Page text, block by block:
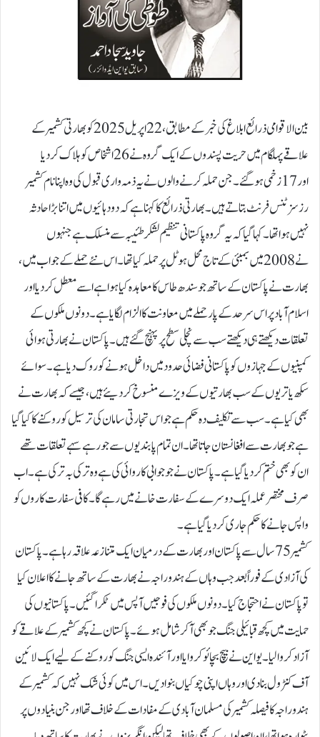
بین الاقوامی ذرائع ابلاغ کی خبر کے مطابق، 22اپریل 2025 کو بھارتی کشمیر کے
علاقے پہلگام میں حریت پسندوں کے ایک گروہ نے 26 اشخاص کو ہلاک کر دیا
اور 17زخمی ہو گئے۔ جن حملہ کرنے والوں نے یہ ذمہ واری قبول کی وہ اپنا نام کشمیر
رزسزٹنس فرنٹ بتاتے ہیں۔ بھارتی ذرائع کا کہنا ہے کہ دو دہائیوں میں اتنا بڑا حادثہ
نہیں ہوا تھا۔کہا گیا کہ یہ گروہ پاکستانی تنظیم لشکر طئیبہ سے منسلک ہے جنہوں
نے 2008میں بمبئی کے تاج محل ہوٹل پر حملہ کیا تھا۔اس نئے حملے کے جواب میں،
بھارت نے پاکستان کے ساتھ جو سندھ طاس کا معاہدہ کیا ہوا ہے اسے معطل کر دیا اور
اسلا م آباد پر اس سرحد کے پار حملے میں معاونت کا الزام لگایا ہے۔دونوں ملکوں کے
تعلقات دیکھتے ہی دیکھتے سب سے نچلی سطح پر پہنچ گئے ہیں۔پاکستان نے بھارتی ہوائی
کمپنیوں کے جہازوں کو پاکستانی فضائی حدود میں داخل ہونے کو روک دیا ہے۔ سوائے
سکھ یاتریوں کے سب بھارتیوں کے ویزے منسوخ کر دیئے ہیں، جیسے کہ بھارت نے
بھی کیا ہے۔ سب سے تکلیف دہ حکم ہے جو اس تجارتی سامان کی ترسیل کو روکنے کا کیا گیا
ہے جو بھارت سے افغانستان جاتا تھا۔ ان تمام پابندیوں سے جو رہے سہے تعلقات تھے
ان کو بھی ختم کر دیا گیا ہے۔پاکستان نے جو جوابی کاروائی کی ہے وہ ترکی بہ ترکی ہے۔ اب
صرف مختصر عملہ ایک دوسرے کے سفارت خانے میں رہے گا۔ کافی سفارت کاروں کو
واپس جانے کا حکم جاری کر دیا گیا ہے۔
کشمیر 75سال سے پاکستان اور بھارت کے درمیان ایک متنازعہ علاقہ رہا ہے۔ پاکستان
کی آزادی کے فوراً بعد جب وہاں کے ہندو راجہ نے بھارت کے ساتھ جانے کا اعلان کیا
تو پاکستان نے احتجاج کیا۔ دونوں ملکوں کی فوجیں آپس میں ٹکرا گئیں۔ پاکستانیوں کی
حمایت میں کچھ قبائیلی جنگ جو بھی آ کرشامل ہوئے۔ پاکستان نے کچھ کشمیر کے علاقے کو
آزاد کروا لیا۔ یو این نے بیچ بچائو کروایا اور آئندہ ایسی جنگ کو روکنے کے لیے ایک لائین
آف کنٹرول بنا دی اور وہاں اپنی چوکیاں بنوا دیں۔اس میں کوئی شک نہیں کہ کشمیر کے
ہندو راجہ کا فیصلہ کشمیر کی مسلمان آبادی کے مفادات کے خلاف تھا اور جن بنیادوں پر